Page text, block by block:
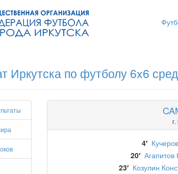
Иркутска по футболу 6x6
4′
20′ Агапитов
23′ Козулин